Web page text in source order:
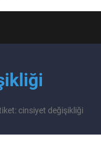
cinsiyet değişikliği